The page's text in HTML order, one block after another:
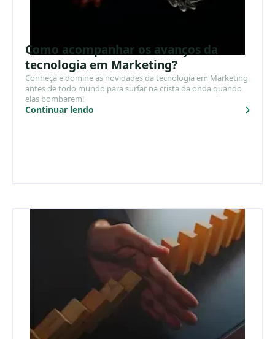
Como acompanhar os avanços da
tecnologia em Marketing?
Conheça e domine as novidades da tecnologia em Marketing
antes de todo mundo para surfar na crista da onda quando
elas bombarem!
Continuar lendo